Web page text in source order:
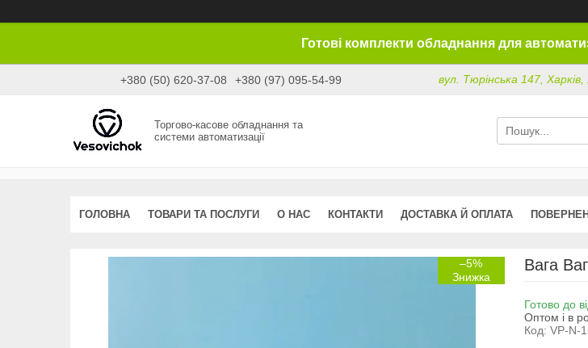
Готові комплекти обладнання для
+380 (50) 620-37-08 +380 (97) 095-54-99 вул. Тюрінська 147, Харків,
Торгово-касове обладнання та
системи автоматизації
ГОЛОВНА ТОВАРИ ТА ПОСЛУГИ О НАС КОНТАКТИ ДОСТАВКА Й ОПЛАТА
–5% Вага
Готово до
Оптом і в
Код: VP-N-